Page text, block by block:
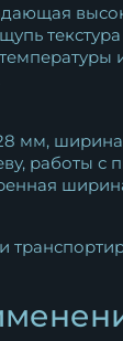
мм,
работы